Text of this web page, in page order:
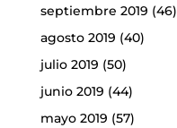
septiembre 2019 (46)
agosto 2019 (40)
julio 2019 (50)
junio 2019 (44)
mayo 2019 (57)